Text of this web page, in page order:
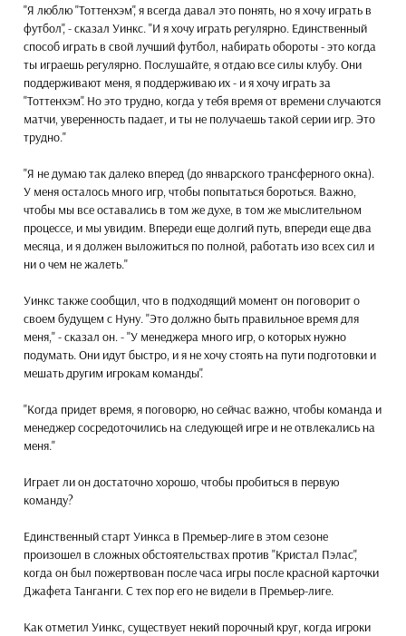
"Я люблю "Тоттенхэм", я всегда давал это понять, но я хочу играть в
футбол", - сказал Уинкс. "И я хочу играть регулярно. Единственный
способ играть в свой лучший футбол, набирать обороты - это когда
ты играешь регулярно. Послушайте, я отдаю все силы клубу. Они
поддерживают меня, я поддерживаю их - и я хочу играть за
"Тоттенхэм". Но это трудно, когда у тебя время от времени случаются
матчи, уверенность падает, и ты не получаешь такой серии игр. Это
трудно."
"Я не думаю так далеко вперед (до январского трансферного окна).
У меня осталось много игр, чтобы попытаться бороться. Важно,
чтобы мы все оставались в том же духе, в том же мыслительном
процессе, и мы увидим. Впереди еще долгий путь, впереди еще два
месяца, и я должен выложиться по полной, работать изо всех сил и
ни о чем не жалеть."
Уинкс также сообщил, что в подходящий момент он поговорит о
своем будущем с Нуну. "Это должно быть правильное время для
меня," - сказал он. - "У менеджера много игр, о которых нужно
подумать. Они идут быстро, и я не хочу стоять на пути подготовки и
мешать другим игрокам команды".
"Когда придет время, я поговорю, но сейчас важно, чтобы команда и
менеджер сосредоточились на следующей игре и не отвлекались на
меня."
Играет ли он достаточно хорошо, чтобы пробиться в первую
команду?
Единственный старт Уинкса в Премьер-лиге в этом сезоне
произошел в сложных обстоятельствах против "Кристал Пэлас",
когда он был пожертвован после часа игры после красной карточки
Джафета Танганги. С тех пор его не видели в Премьер-лиге.
Как отметил Уинкс, существует некий порочный круг, когда игроки